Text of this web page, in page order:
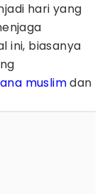
hari yang
ini, biasanya
muslimdan